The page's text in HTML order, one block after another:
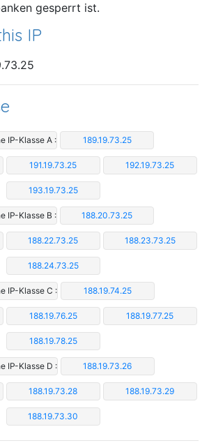
gesperrt ist.
IP
IP-Klasse A : 189.19.73.25
191.19.73.25 192.19.73.25
193.19.73.25
IP-Klasse B : 188.20.73.25
188.22.73.25 188.23.73.25
188.24.73.25
IP-Klasse C : 188.19.74.25
188.19.76.25 188.19.77.25
188.19.78.25
IP-Klasse D : 188.19.73.26
188.19.73.28 188.19.73.29
188.19.73.30